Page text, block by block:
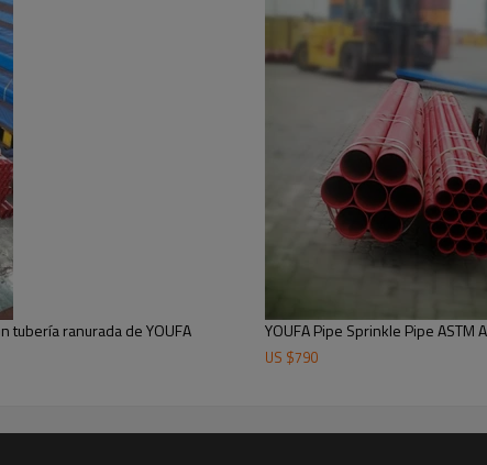
tubería ranurada de YOUFA YOUFA Pipe Sprinkle Pipe
US $790